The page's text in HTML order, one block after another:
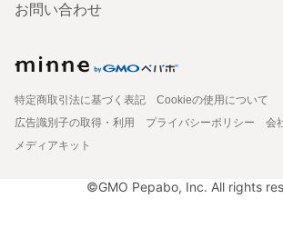
お問い合わせ
特定商取引法に基づく表記
Cookieの使用について
広告識別子の取得・利用
プライバシーポリシー 会
メディアキット
©GMO Pepabo, Inc. All rights